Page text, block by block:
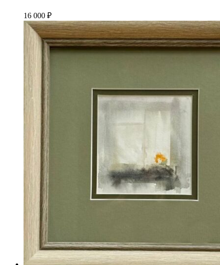
16 000 ₽